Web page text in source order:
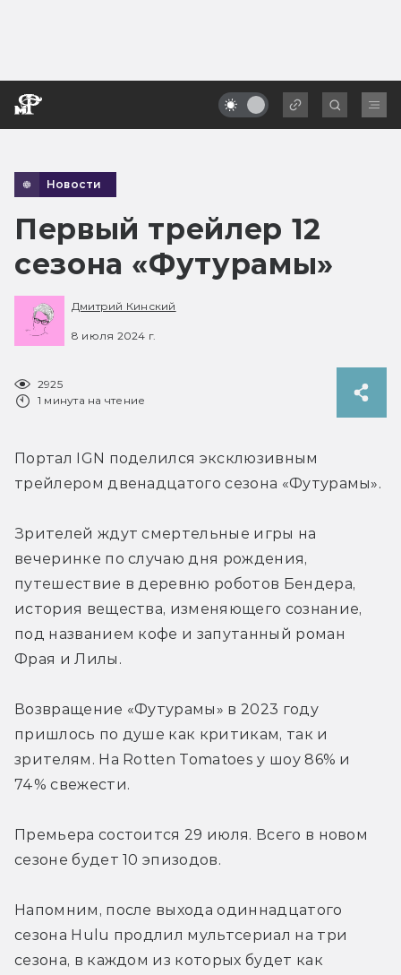
Новости
Первый трейлер 12
сезона «Футурамы»
Дмитрий Кинский
8 июля 2024 г.
2925
1 минута на чтение
Портал IGN поделился эксклюзивным
трейлером двенадцатого сезона «Футурамы».
Зрителей ждут смертельные игры на
вечеринке по случаю дня рождения,
путешествие в деревню роботов Бендера,
история вещества, изменяющего сознание,
под названием кофе и запутанный роман
Фрая и Лилы.
Возвращение «Футурамы» в 2023 году
пришлось по душе как критикам, так и
зрителям. На Rotten Tomatoes у шоу 86% и
74% свежести.
Премьера состоится 29 июля. Всего в новом
сезоне будет 10 эпизодов.
Напомним, после выхода одиннадцатого
сезона Hulu продлил мультсериал на три
сезона, в каждом из которых будет как